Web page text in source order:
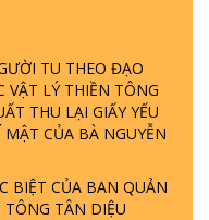
TU THEO ĐẠO
VẬT LÝ THIỀN TÔNG
THU LẠI GIẤY YẾU
CỦA BÀ NGUYỄN
BIỆT CỦA BAN QUẢN
TÔNG TÂN DIỆU
| TTTD
ĐẶC BIỆT P22 - TẠI
THIÊN TAI - LŨ LỤT